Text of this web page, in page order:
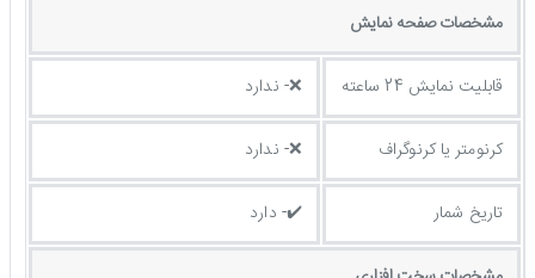
مشخصات صفحه نمايش
قابلیت نمایش 24 ساعته ❌- ندارد
کرنومتر یا کرنوگراف ❌- ندارد
تاریخ شمار ✔️- دارد